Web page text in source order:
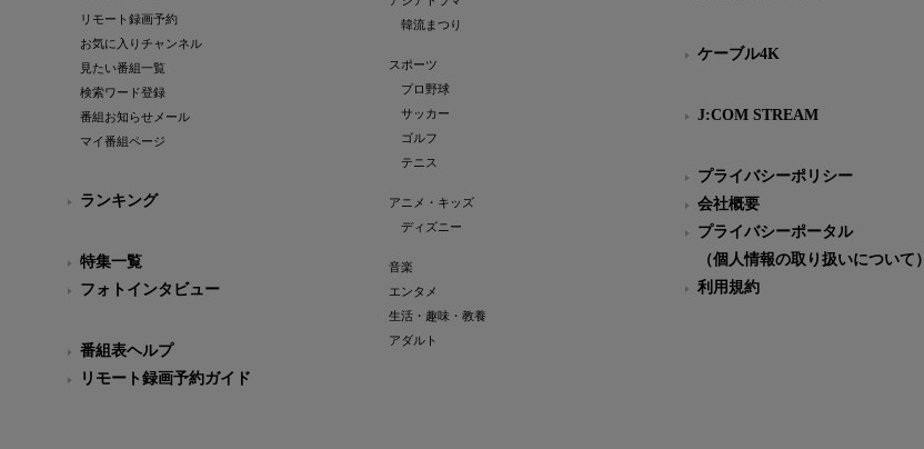
リモート録画予約
お気に入りチャンネル
見たい番組一覧
検索ワード登録
番組お知らせメール
マイ番組ページ
ランキング
特集一覧
フォトインタビュー
番組表ヘルプ
リモート録画予約ガイド
韓流まつり
スポーツ
プロ野球
サッカー
ゴルフ
テニス
アニメ・キッズ
ディズニー
音楽
エンタメ
生活・趣味・教養
アダルト
ケーブル4K
J:COM STREAM
プライバシーポリシー
会社概要
プライバシーポータル
（個人情報の取り扱いについて）
利用規約